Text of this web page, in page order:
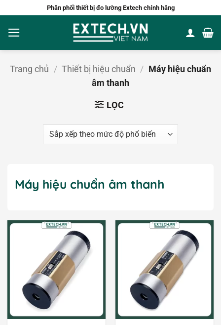
nội
dung
Phân phối thiết bị đo lường Extech chính hãng
Trang chủ / Thiết bị hiệu chuẩn /
Máy hiệu chuẩn
âm thanh
LỌC
Máy hiệu chuẩn âm thanh